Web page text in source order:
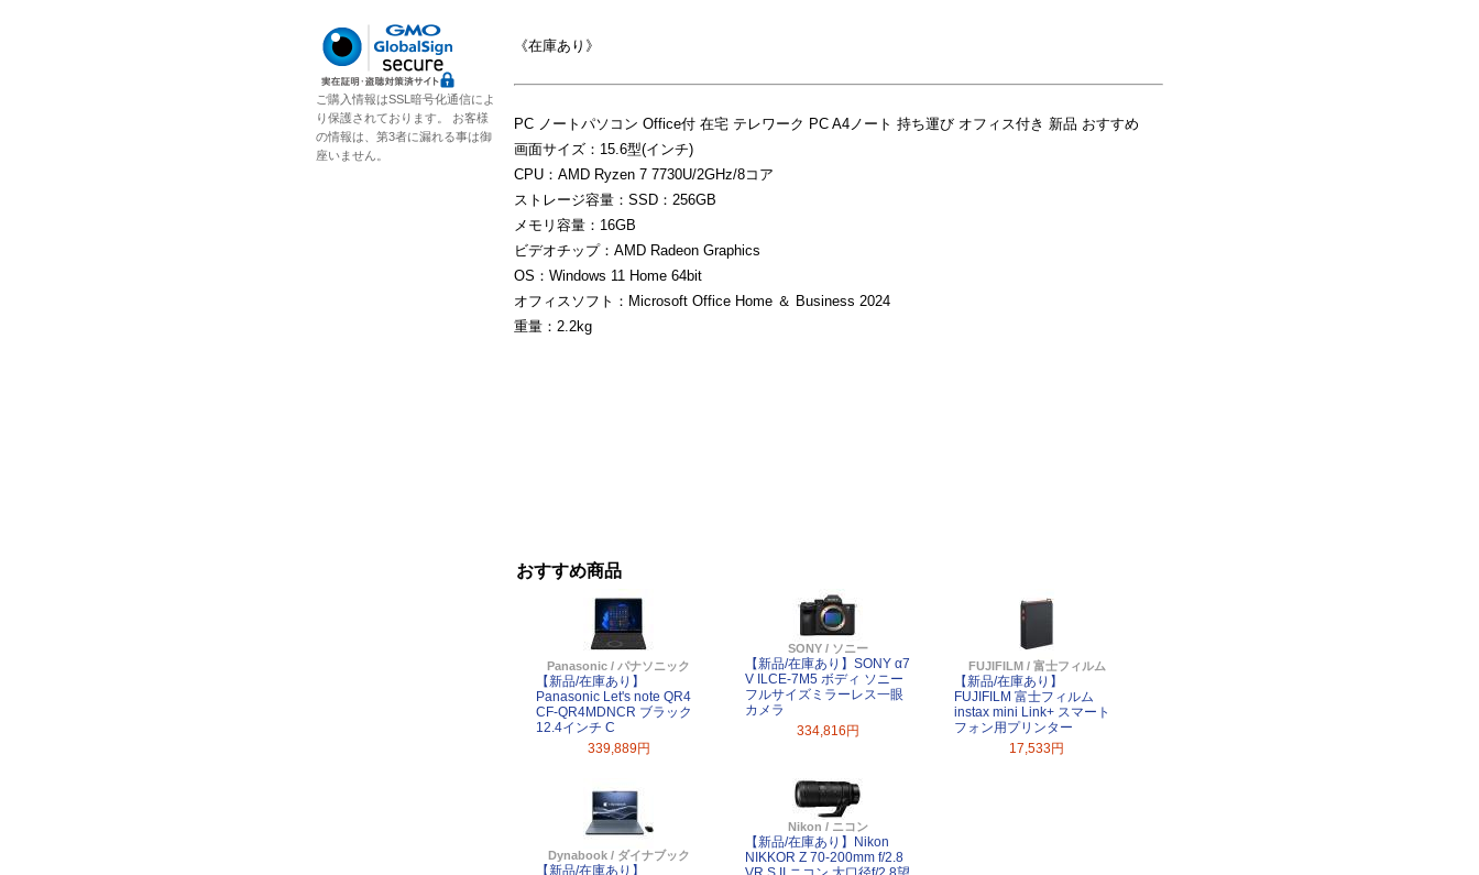
《在庫あり》
PC ノートパソコン Office付 在宅 テレワーク PC A4ノート 持ち運び オフィス付き 新品 おすすめ
画面サイズ：15.6型(インチ)
CPU：AMD Ryzen 7 7730U/2GHz/8コア
ストレージ容量：SSD：256GB
メモリ容量：16GB
ビデオチップ：AMD Radeon Graphics
OS：Windows 11 Home 64bit
オフィスソフト：Microsoft Office Home ＆ Business 2024
重量：2.2kg
おすすめ商品
Panasonic / パナソニック
【新品/在庫あり】
Panasonic Let's note QR4
CF-QR4MDNCR ブラック
12.4インチ C
339,889円
SONY / ソニー
【新品/在庫あり】SONY α7
V ILCE-7M5 ボディ ソニー
フルサイズミラーレス一眼
カメラ
334,816円
FUJIFILM / 富士フィルム
【新品/在庫あり】
FUJIFILM 富士フィルム
instax mini Link+ スマート
フォン用プリンター
17,533円
Dynabook / ダイナブック
【新品/在庫あり】
Nikon / ニコン
【新品/在庫あり】Nikon
NIKKOR Z 70-200mm f/2.8
ご購入情報はSSL暗号化通信によ
り保護されております。 お客様
の情報は、第3者に漏れる事は御
座いません。